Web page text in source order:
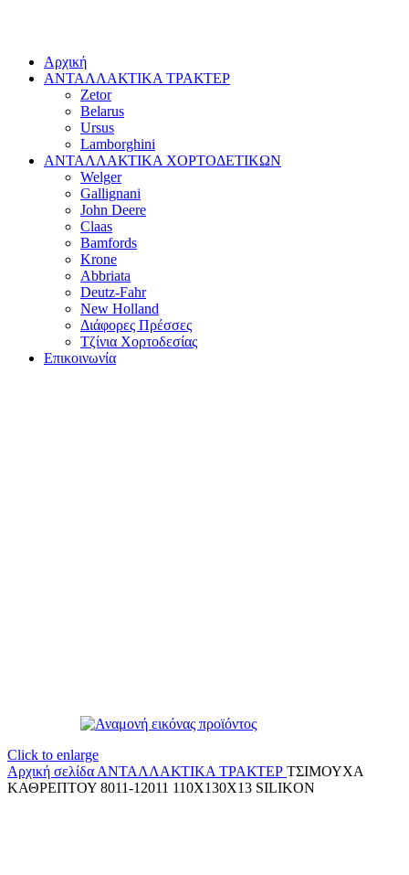
Αρχική
ΑΝΤΑΛΛΑΚΤΙΚΑ ΤΡΑΚΤΕΡ
Zetor
Belarus
Ursus
Lamborghini
ΑΝΤΑΛΛΑΚΤΙΚΑ ΧΟΡΤΟΔΕΤΙΚΩΝ
Welger
Gallignani
John Deere
Claas
Bamfords
Krone
Abbriata
Deutz-Fahr
New Holland
Διάφορες Πρέσσες
Τζίνια Χορτοδεσίας
Επικοινωνία
Click to enlarge
Αρχική σελίδα ΑΝΤΑΛΛΑΚΤΙΚΑ ΤΡΑΚΤΕΡ ΤΣΙΜΟΥΧΑ
ΚΑΘΡΕΠΤΟΥ 8011-12011 110Χ130Χ13 SILIKON